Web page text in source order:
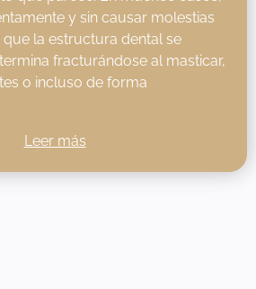
y sin causar molestias
la estructura dental se
fracturándose al masticar,
o incluso de forma
Leer más